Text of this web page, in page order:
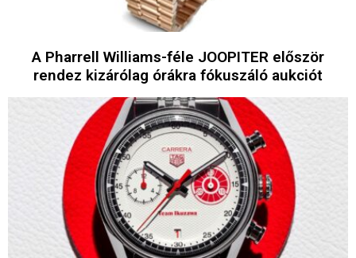
A Pharrell Williams-féle JOOPITER először
rendez kizárólag órákra fókuszáló aukciót